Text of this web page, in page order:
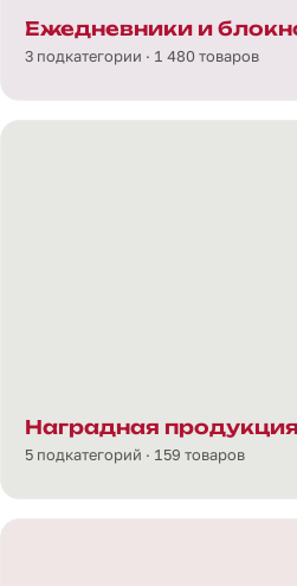
Ежедневники и
3 подкатегории · 1 480 товаров
Наградная продукция
5 подкатегорий · 159 товаров